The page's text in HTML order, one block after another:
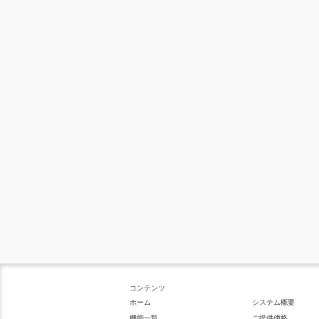
コンテンツ
ホーム
システム概要